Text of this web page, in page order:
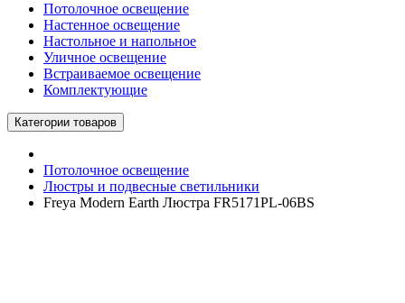
Потолочное освещение
Настенное освещение
Настольное и напольное
Уличное освещение
Встраиваемое освещение
Комплектующие
Категории товаров
Потолочное освещение
Люстры и подвесные светильники
Freya Modern Earth Люстра FR5171PL-06BS